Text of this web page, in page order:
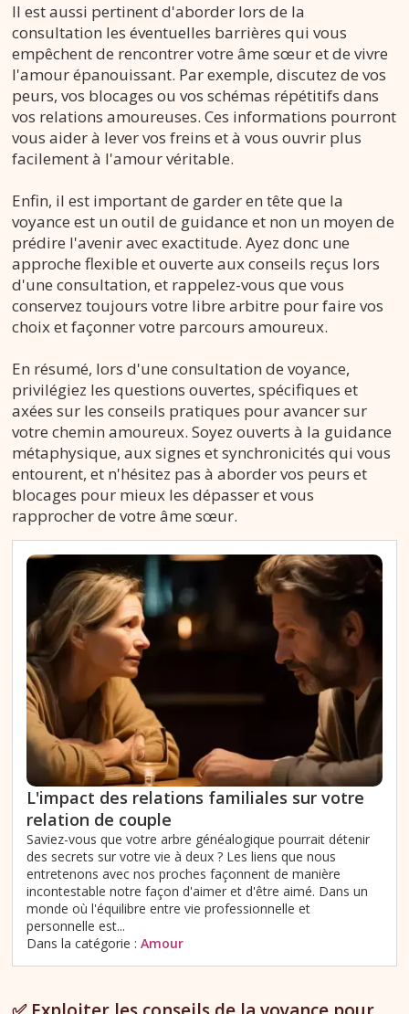
Il est aussi pertinent d'aborder lors de la
consultation les éventuelles barrières qui vous
empêchent de rencontrer votre âme sœur et de vivre
l'amour épanouissant. Par exemple, discutez de vos
peurs, vos blocages ou vos schémas répétitifs dans
vos relations amoureuses. Ces informations pourront
vous aider à lever vos freins et à vous ouvrir plus
facilement à l'amour véritable.
Enfin, il est important de garder en tête que la
voyance est un outil de guidance et non un moyen de
prédire l'avenir avec exactitude. Ayez donc une
approche flexible et ouverte aux conseils reçus lors
d'une consultation, et rappelez-vous que vous
conservez toujours votre libre arbitre pour faire vos
choix et façonner votre parcours amoureux.
En résumé, lors d'une consultation de voyance,
privilégiez les questions ouvertes, spécifiques et
axées sur les conseils pratiques pour avancer sur
votre chemin amoureux. Soyez ouverts à la guidance
métaphysique, aux signes et synchronicités qui vous
entourent, et n'hésitez pas à aborder vos peurs et
blocages pour mieux les dépasser et vous
rapprocher de votre âme sœur.
L'impact des relations familiales sur votre
relation de couple
Saviez-vous que votre arbre généalogique pourrait détenir
des secrets sur votre vie à deux ? Les liens que nous
entretenons avec nos proches façonnent de manière
incontestable notre façon d'aimer et d'être aimé. Dans un
monde où l'équilibre entre vie professionnelle et
personnelle est...
Dans la catégorie : Amour